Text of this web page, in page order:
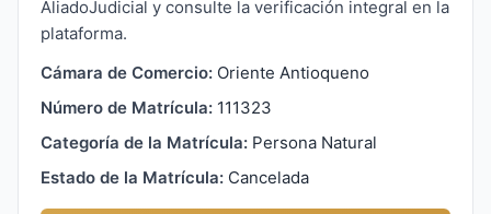
AliadoJudicial y consulte la verificación integral en la
plataforma.
Cámara de Comercio: Oriente Antioqueno
Número de Matrícula: 111323
Categoría de la Matrícula: Persona Natural
Estado de la Matrícula: Cancelada